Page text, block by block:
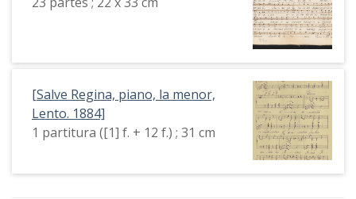
[Salve Regina, piano, la menor,
Lento. 1884]
1 partitura ([1] f. + 12 f.) ; 31 cm